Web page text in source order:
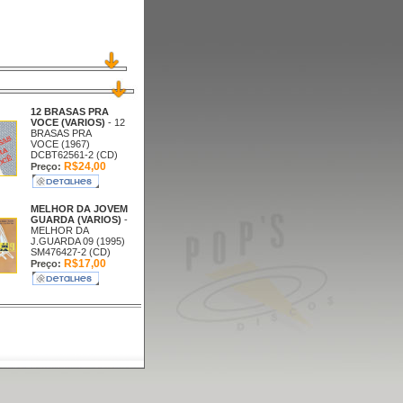
12 BRASAS PRA
VOCE (VARIOS) - 12
BRASAS PRA
VOCE (1967)
DCBT62561-2 (CD)
Preço: R$24,00
MELHOR DA JOVEM
GUARDA (VARIOS) -
MELHOR DA
J.GUARDA 09 (1995)
SM476427-2 (CD)
Preço: R$17,00